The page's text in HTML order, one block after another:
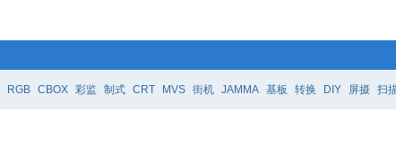
RGB CBOX 彩监 制式 CRT MVS 街机 JAMMA 基板 转换 DIY 屏摄 扫